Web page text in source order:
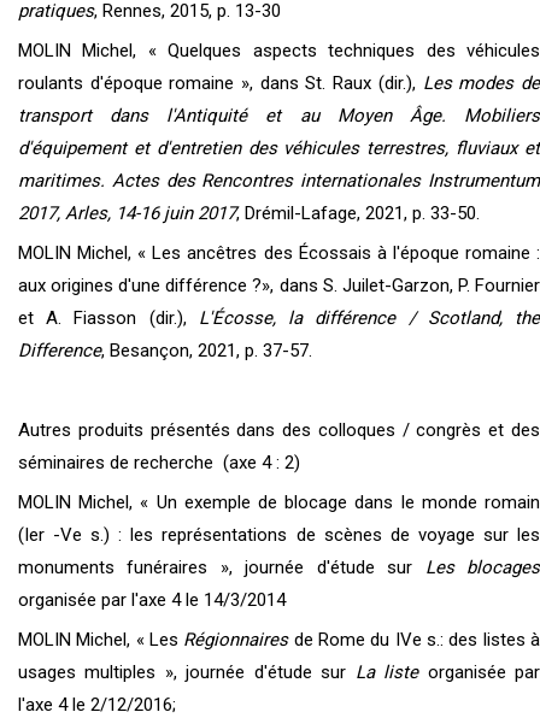
pratiques, Rennes, 2015, p. 13-30
MOLIN Michel, « Quelques aspects techniques des véhicules
roulants d'époque romaine », dans St. Raux (dir.), Les modes de
transport dans l'Antiquité et au Moyen Âge. Mobiliers
d'équipement et d'entretien des véhicules terrestres, fluviaux et
maritimes. Actes des Rencontres internationales Instrumentum
2017, Arles, 14-16 juin 2017, Drémil-Lafage, 2021, p. 33-50.
MOLIN Michel, « Les ancêtres des Écossais à l'époque romaine :
aux origines d'une différence ?», dans S. Juilet-Garzon, P. Fournier
et A. Fiasson (dir.), L'Écosse, la différence / Scotland, the
Difference, Besançon, 2021, p. 37-57.
Autres produits présentés dans des colloques / congrès et des
séminaires de recherche (axe 4 : 2)
MOLIN Michel, « Un exemple de blocage dans le monde romain
(Ier -Ve s.) : les représentations de scènes de voyage sur les
monuments funéraires », journée d'étude sur Les blocages
organisée par l'axe 4 le 14/3/2014
MOLIN Michel, « Les Régionnaires de Rome du IVe s.: des listes à
usages multiples », journée d'étude sur La listeorganisée par
l'axe 4 le 2/12/2016;